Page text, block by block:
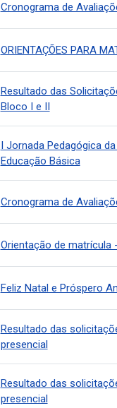
Cronograma de
ORIENTAÇÕES PARA
Resultado das
Bloco I e II
I Jornada Pedagógica
Educação Básica
Cronograma de
Orientação de matrícula
Feliz Natal e Próspero
Resultado das
presencial
Resultado das
presencial